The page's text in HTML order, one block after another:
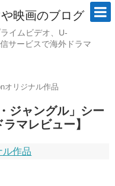
映画のブログ
イムビデオ、U-
サービスで海外ドラマ
オリジナル作品
ジャングル」シー
マレビュー】
ル作品